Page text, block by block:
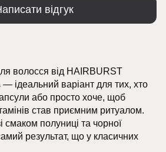
відгук
волосся від HAIRBURST
— ідеальний варіант для тих, хто
або просто хоче, щоб
став приємним ритуалом.
смаком полуниці та чорної
результат, що у класичних